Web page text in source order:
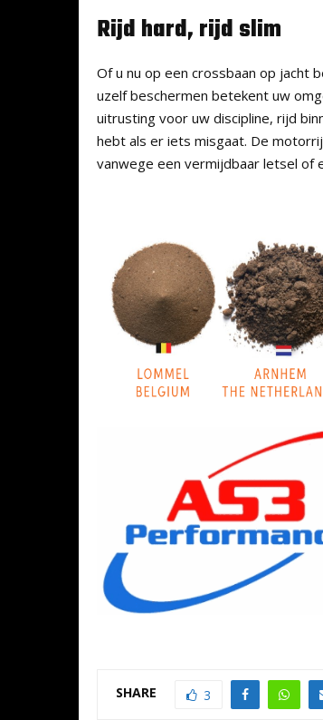
Rijd hard, rijd slim
Of u nu op een crossbaan op jacht
uzelf beschermen betekent uw
uitrusting voor uw discipline, rijd
hebt als er iets misgaat. De
vanwege een vermijdbaar letsel of
SHARE 3